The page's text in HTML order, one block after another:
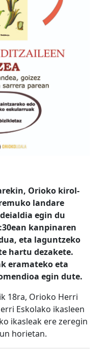
Orioko kirol-
landare
egin du
kanpinaren
eta laguntzeko
hartu dezakete.
eramateko eta
egin dute.
18ra, Orioko Herri
Eskolako ikasleen
ikasleak ere zeregin
horietan.